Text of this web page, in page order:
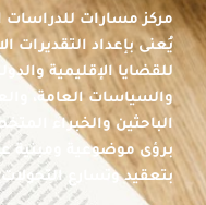
مركز مسارات للدراسات
يُعنى بإعداد التقديرات
للقضايا الإقليمية
والسياسات العامة،
الباحثين والخبراء
برؤى موضوعية ومبنية
بتعقيد وتسارع